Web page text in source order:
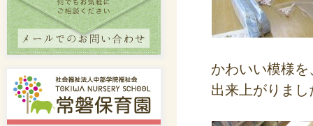
かわいい模様
出来上がりまし